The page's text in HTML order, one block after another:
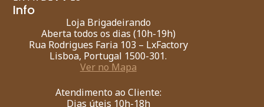
Info
Loja Brigadeirando
Aberta todos os dias (10h-19h)
Rua Rodrigues Faria 103 – LxFactory
Lisboa, Portugal 1500-301.
Ver no Mapa
Atendimento ao Cliente:
Dias úteis 10h-18h